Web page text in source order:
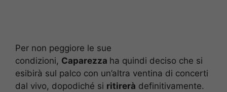
Per non peggiore le sue
condizioni, Caparezza ha quindi deciso che si
esibirà sul palco con un’altra ventina di concerti
dal vivo, dopodiché si ritirerà definitivamente.